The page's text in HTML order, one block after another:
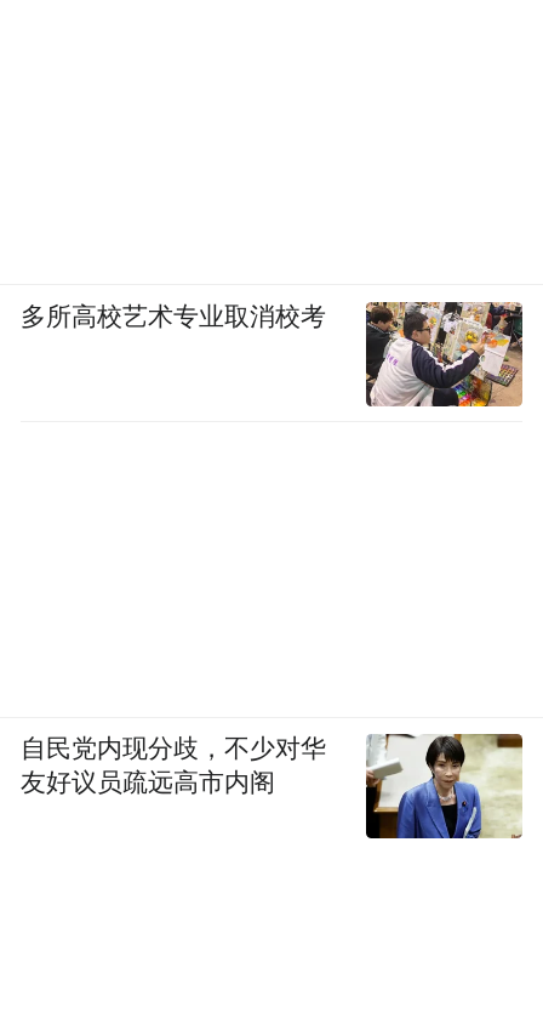
多所高校艺术专业取消校考
自民党内现分歧，不少对华
友好议员疏远高市内阁